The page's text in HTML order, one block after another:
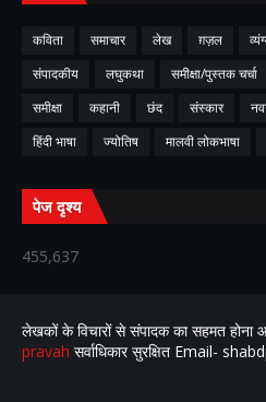
कविता समाचार लेख ग़ज़ल
संपादकीय
लघुकथा समीक्षा/पुस्तक चर्चा
समीक्षा
कहानी छंद संस्कार
हिंदी भाषा
ज्योतिष मालवी लोकभाषा
पेज दृश्य
455,637
लेखकों के विचारों से संपादक का सहमत
pravah सर्वाधिकार सुरक्षित Email-